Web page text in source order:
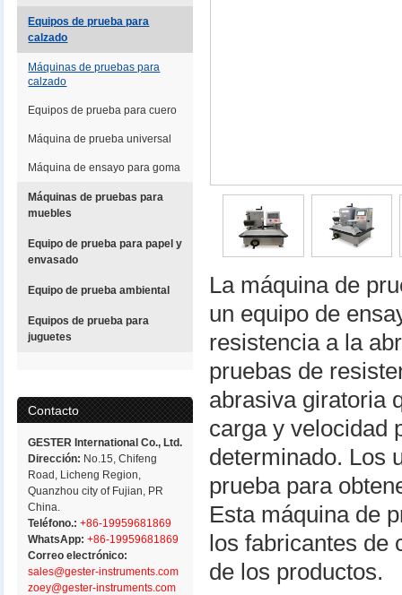
Equipos de prueba para
calzado
Máquinas de pruebas para
calzado
Equipos de prueba para cuero
Máquina de prueba universal
Máquina de ensayo para goma
Máquinas de pruebas para
muebles
Equipo de prueba para papel y
envasado
Equipo de prueba ambiental
Equipos de prueba para
juguetes
Contacto
GESTER International Co., Ltd.
Dirección: No.15, Chifeng
Road, Licheng Region,
Quanzhou city of Fujian, PR
China.
Teléfono.: +86-19959681869
WhatsApp: +86-19959681869
Correo electrónico:
sales@gester-instruments.com
zoey@gester-instruments.com
La máquina de
un equipo de
resistencia a la
pruebas de
abrasiva giratoria
carga y velocidad
determinado. Los
prueba para
Esta máquina de
los fabricantes
de los productos.